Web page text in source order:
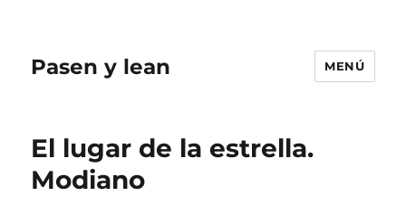
Pasen y lean MENÚ
El lugar de la estrella.
Modiano